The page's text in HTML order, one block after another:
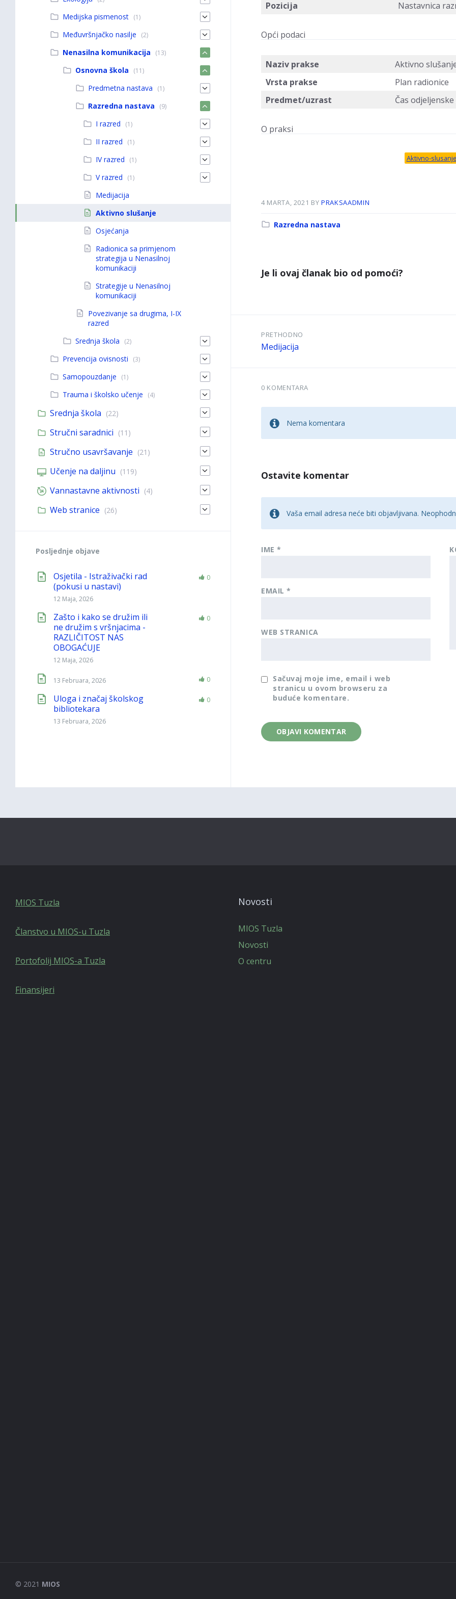
Pozicija
Nastavnica
Opći podaci
Naziv prakse
Aktivno
Vrsta prakse
Plan radionice
Predmet/uzrast
Čas
O praksi
Aktivno-
4 MARTA, 2021 BYPRAKSAADMIN
Kategorija:
Razredna nastava
Je li ovaj članak bio od pomoći?
PRETHODNO
Medijacija
0 KOMENTARA
Nema komentara
Ostavite komentar
Vaša email adresa neće biti objavljivana.
IME*
EMAIL*
WEB STRANICA
Sačuvaj moje ime, email i web
stranicu u ovom browseru za
buduće komentare.
Medijska pismenost (1)
Međuvršnjačko nasilje (2)
Nenasilna komunikacija (13)
Osnovna škola (11)
Predmetna nastava (1)
Razredna nastava (9)
I razred (1)
II razred (1)
IV razred (1)
V razred (1)
Medijacija
Aktivno slušanje
Osjećanja
Radionica sa primjenom
strategija u Nenasilnoj
komunikaciji
Strategije u Nenasilnoj
komunikaciji
Povezivanje sa drugima, I-IX
razred
Srednja škola
(2)
Prevencija ovisnosti (3)
Samopouzdanje (1)
Trauma i školsko učenje (4)
Srednja škola (22)
Stručni saradnici (11)
Stručno usavršavanje (21)
Učenje na daljinu (119)
Vannastavne aktivnosti (4)
Web stranice (26)
Posljednje objave
Osjetila - Istraživački rad
(pokusi u nastavi)
12 Maja, 2026
0
Zašto i kako se družim ili
ne družim s vršnjacima -
RAZLIČITOST NAS
OBOGAĆUJE
12 Maja, 2026
0
13 Februara, 2026 0
Uloga i značaj školskog
bibliotekara
13 Februara, 2026
0
MIOS Tuzla
Članstvo u MIOS-u Tuzla
Portofolij MIOS-a Tuzla
Finansijeri
Novosti
MIOS Tuzla
Novosti
O centru
© 2021 MIOS